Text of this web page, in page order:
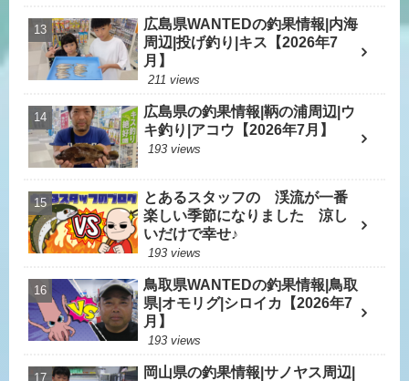
広島県WANTEDの釣果情報|内海
周辺|投げ釣り|キス【2026年7
月】
211 views
広島県の釣果情報|鞆の浦周辺|ウ
キ釣り|アコウ【2026年7月】
193 views
とあるスタッフの 渓流が一番
楽しい季節になりました 涼し
いだけで幸せ♪
193 views
鳥取県WANTEDの釣果情報|鳥取
県|オモリグ|シロイカ【2026年7
月】
193 views
岡山県の釣果情報|サノヤス周辺|